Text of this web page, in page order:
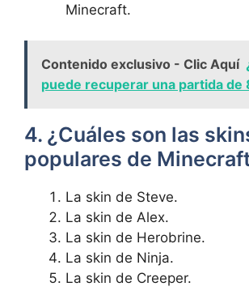
Minecraft.
Contenido exclusivo - Clic Aquí
puede recuperar una partida de
4. ¿Cuáles son⁢ las
populares de
La ​skin de Steve.
La skin de Alex.
La skin de Herobrine.
La ⁢skin de Ninja.
La skin⁣ de Creeper.